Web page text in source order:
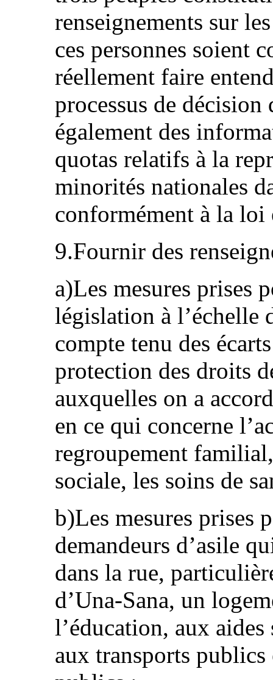
renseignements sur
ces personnes soient
réellement faire
processus de
également des
quotas relatifs à la
minorités nationales
conformément à la loi
9.Fournir des
a)Les mesures prises
législation à l’échelle
compte tenu des
protection des droits
auxquelles on a
en ce qui concerne
regroupement
sociale, les soins de
b)Les mesures prises
demandeurs d’asile
dans la rue,
d’Una-Sana, un
l’éducation, aux
aux transports publics